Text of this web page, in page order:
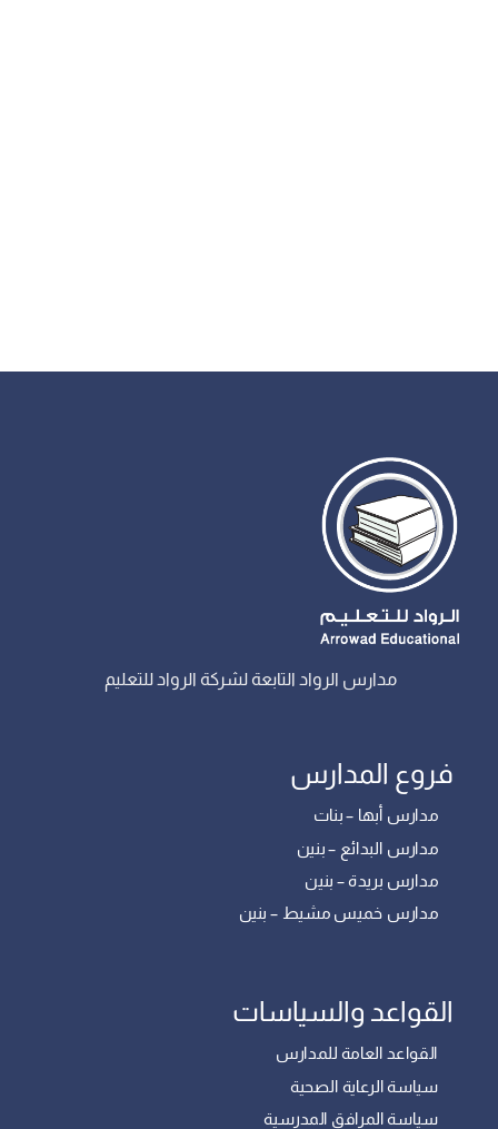
مدارس الرواد التابعة لشركة الرواد للتعليم
فروع المدارس
مدارس أبها – بنات
مدارس البدائع – بنين
مدارس بريدة – بنين
مدارس خميس مشيط – بنين
القواعد والسياسات
القواعد العامة للمدارس
سياسة الرعاية الصحية
سياسة المرافق المدرسية